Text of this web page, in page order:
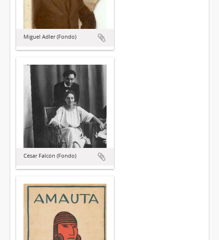
Miguel Adler (Fondo)
César Falcón (Fondo)